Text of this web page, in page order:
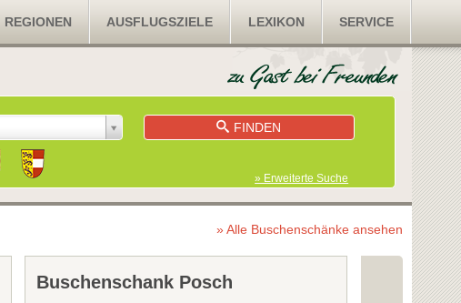
REGIONEN AUSFLUGSZIELE LEXIKON SERVICE
FINDEN
» Erweiterte Suche
» Alle Buschenschänke ansehen
Buschenschank Posch